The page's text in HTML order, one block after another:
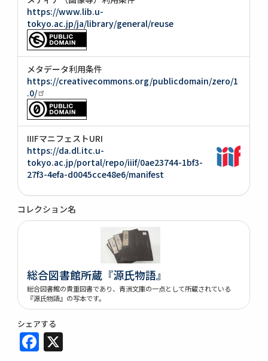
https://www.lib.u-
tokyo.ac.jp/ja/library/general/reuse
メタデータ利用条件
https://creativecommons.org/publicdomain/zero/1
.0/
IIIFマニフェストURI
https://da.dl.itc.u-
tokyo.ac.jp/portal/repo/iiif/0ae23744-1bf3-
27f3-4efa-d0045cce48e6/manifest
コレクション名
総合図書館所蔵『源氏物語』
総合図書館の貴重図書であり、青洲文庫の一点として所蔵されている
『源氏物語』の写本です。
シェアする
Facebook